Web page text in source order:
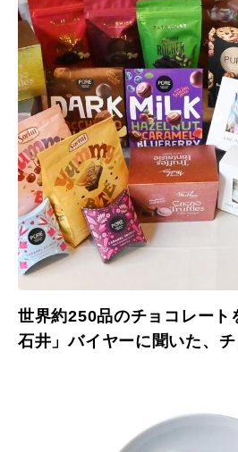
世界約250品のチョコレート
石井」バイヤーに聞いた、